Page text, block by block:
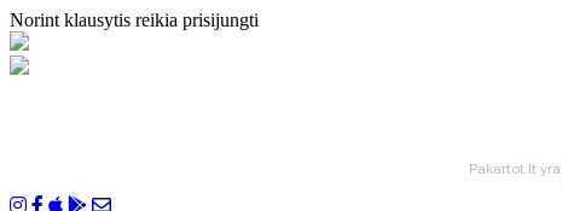
Norint klausytis reikia prisijungti
Pakartot.lt yra